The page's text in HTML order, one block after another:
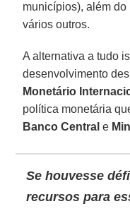
municípios), além do
vários outros.
A alternativa a tudo
desenvolvimento
Monetário
política monetária
Banco Central e
Se houvesse
recursos para